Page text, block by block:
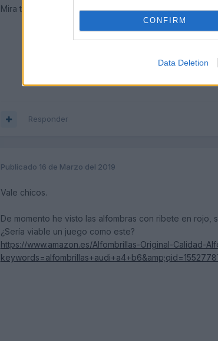
CONFIRM
Data Deletion
Mira también en EBay, hay mucho recambio en
Responder
Publicado 16 de Marzo del 2019
Vale chicos.
De momento he visto las alfombras con ribete en
¿Sería viable un juego como este?
https://www.amazon.es/Alfombrillas-Original-Calidad-